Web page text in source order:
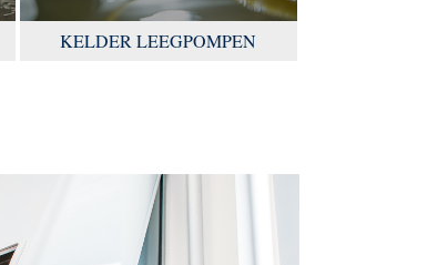
KELDER LEEGPOMPEN